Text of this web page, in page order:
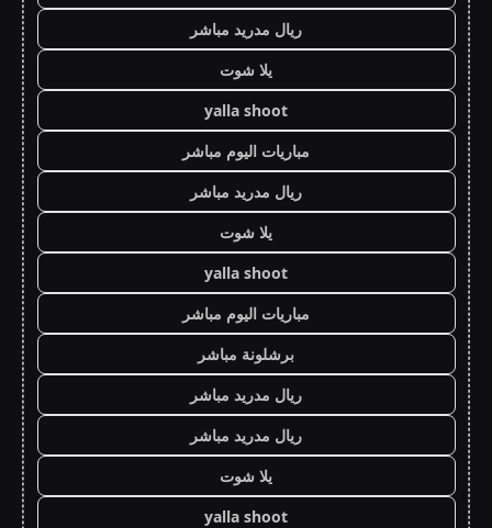
ريال مدريد مباشر
يلا شوت
yalla shoot
مباريات اليوم مباشر
ريال مدريد مباشر
يلا شوت
yalla shoot
مباريات اليوم مباشر
برشلونة مباشر
ريال مدريد مباشر
ريال مدريد مباشر
يلا شوت
yalla shoot